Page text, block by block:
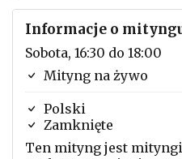
Informacje o
Sobota, 16:30 do 18:00
Mityng na żywo
Polski
Zamknięte
Ten mityng jest